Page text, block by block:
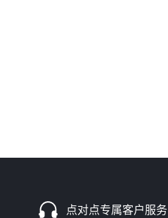
点对点专属客户服务